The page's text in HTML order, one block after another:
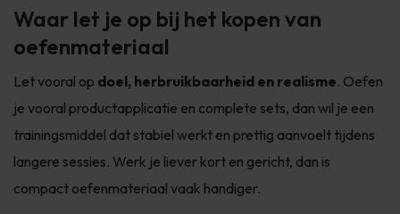
Waar let je op bij het kopen van
oefenmateriaal
Let vooral op doel, herbruikbaarheid en realisme. Oefen
je vooral productapplicatie en complete sets, dan wil je een
trainingsmiddel dat stabiel werkt en prettig aanvoelt tijdens
langere sessies. Werk je liever kort en gericht, dan is
compact oefenmateriaal vaak handiger.